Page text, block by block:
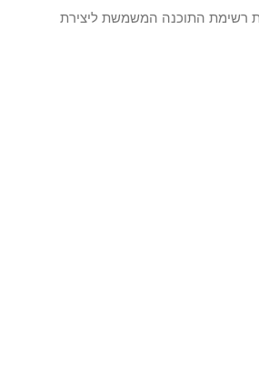
התוכנה המשמשת ליצירת